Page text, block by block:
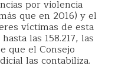
por violencia
que en 2016) y el
víctimas de esta
las 158.217, las
que el Consejo
las contabiliza.